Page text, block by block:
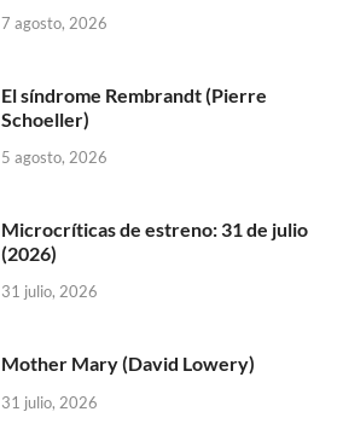
7 agosto, 2026
El síndrome Rembrandt (Pierre
Schoeller)
5 agosto, 2026
Microcríticas de estreno: 31 de julio
(2026)
31 julio, 2026
Mother Mary (David Lowery)
31 julio, 2026